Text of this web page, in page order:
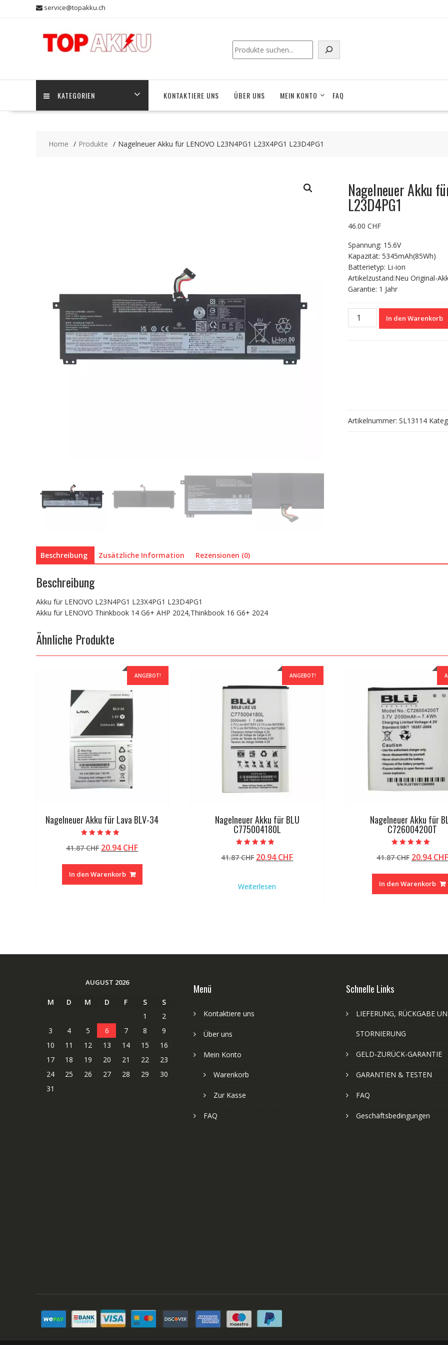
service@topakku.ch
Suchen
KATEGORIEN KONTAKTIERE UNS ÜBER UNS MEIN KONTO FAQ
Home Produkte Nagelneuer Akku für LENOVO L23N4PG1 L23X4PG1 L23D4PG1
Nagelneuer Akku
L23D4PG1
46.00 CHF
Spannung: 15.6V
Kapazität: 5345mAh(85Wh)
Batterietyp: Li-ion
Artikelzustand:Neu Original-
Garantie: 1 Jahr
Nagelneuer
Akku
In den Warenkorb
Artikelnummer: SL13114
Beschreibung Zusätzliche Information Rezensionen (0)
Beschreibung
Akku für LENOVO L23N4PG1 L23X4PG1 L23D4PG1
Akku für LENOVO Thinkbook 14 G6+ AHP 2024,Thinkbook 16 G6+ 2024
Ähnliche Produkte
ANGEBOT!
Nagelneuer Akku für Lava BLV-34
4.50
von 5
41.87CHF Ursprünglicher
war:
41.87 CHF
20.94CHFAktueller
In den Warenkorb
ANGEBOT!
Nagelneuer Akku für BLU
C775004180L
4.50
von 5
41.87CHF Ursprünglicher
41.87 CHF
20.94CHFAktueller
Weiterlesen
Nagelneuer Akku für
C726004200T
5.00
von 5
41.87CHF
war:
41.87 CHF
20.94CHF
In den Warenkorb
AUGUST 2026
M D M D F S
S
1
2
3
4 5 6 7 8
9
10
11 12 13 14 15
16
17
18 19 20 21 22
23
24
25 26 27 28 29
30
31
Menü
Kontaktiere uns
Über uns
Mein Konto
Warenkorb
Zur Kasse
FAQ
Schnelle Links
LIEFERUNG, RÜCKGABE
STORNIERUNG
GELD-ZURÜCK-GARANTIE
GARANTIEN & TESTEN
FAQ
Geschäftsbedingungen